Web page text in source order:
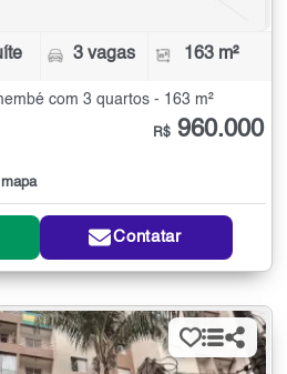
3 vagas 163 m²
com 3 quartos - 163 m²
R$ 960.000
Contatar